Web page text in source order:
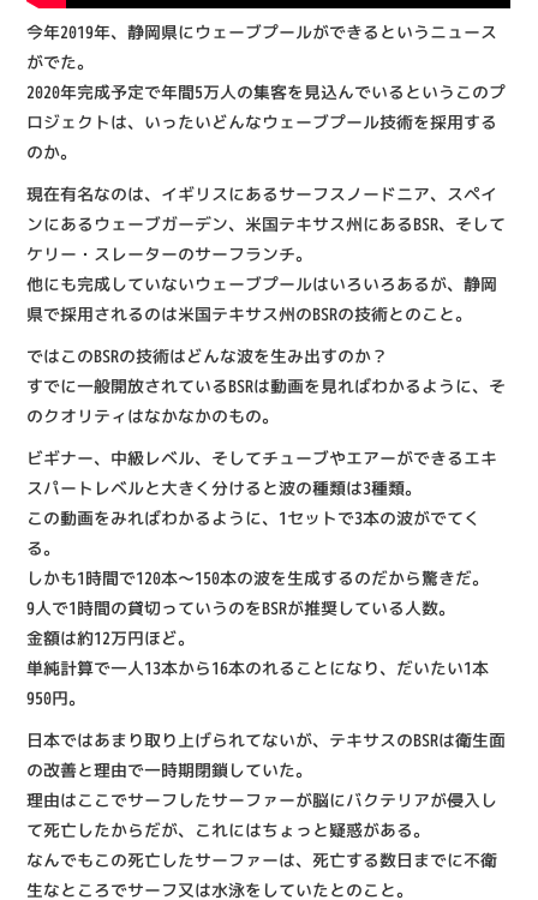
今年2019年、静岡県にウェーブプールができるというニュース
がでた。
2020年完成予定で年間5万人の集客を見込んでいるというこのプ
ロジェクトは、いったいどんなウェーブプール技術を採用する
のか。
現在有名なのは、イギリスにあるサーフスノードニア、スペイ
ンにあるウェーブガーデン、米国テキサス州にあるBSR、そして
ケリー・スレーターのサーフランチ。
他にも完成していないウェーブプールはいろいろあるが、静岡
県で採用されるのは米国テキサス州のBSRの技術とのこと。
ではこのBSRの技術はどんな波を生み出すのか？
すでに一般開放されているBSRは動画を見ればわかるように、そ
のクオリティはなかなかのもの。
ビギナー、中級レベル、そしてチューブやエアーができるエキ
スパートレベルと大きく分けると波の種類は3種類。
この動画をみればわかるように、1セットで3本の波がでてく
る。
しかも1時間で120本〜150本の波を生成するのだから驚きだ。
9人で1時間の貸切っていうのをBSRが推奨している人数。
金額は約12万円ほど。
単純計算で一人13本から16本のれることになり、だいたい1本
950円。
日本ではあまり取り上げられてないが、テキサスのBSRは衛生面
の改善と理由で一時期閉鎖していた。
理由はここでサーフしたサーファーが脳にバクテリアが侵入し
て死亡したからだが、これにはちょっと疑惑がある。
なんでもこの死亡したサーファーは、死亡する数日までに不衛
生なところでサーフ又は水泳をしていたとのこと。